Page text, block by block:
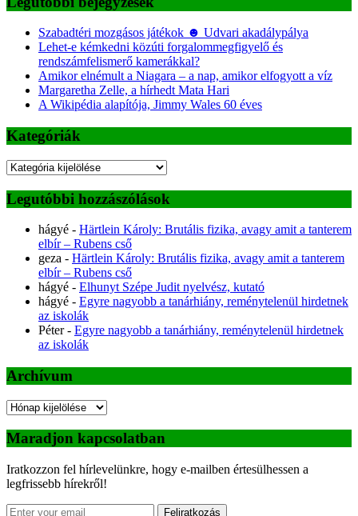
Szabadtéri mozgásos játékok ☻ Udvari akadálypálya
Lehet-e kémkedni közúti forgalommegfigyelő és
rendszámfelismerő kamerákkal?
Amikor elnémult a Niagara – a nap, amikor elfogyott a víz
Margaretha Zelle, a hírhedt Mata Hari
A Wikipédia alapítója, Jimmy Wales 60 éves
Kategóriák
Kategóriák
Legutóbbi hozzászólások
hágyé - Härtlein Károly: Brutális fizika, avagy amit a tanterem
elbír – Rubens cső
geza - Härtlein Károly: Brutális fizika, avagy amit a tanterem
elbír – Rubens cső
hágyé - Elhunyt Szépe Judit nyelvész, kutató
hágyé - Egyre nagyobb a tanárhiány, reménytelenül hirdetnek
az iskolák
Péter- Egyre nagyobb a tanárhiány, reménytelenül hirdetnek
az iskolák
Archívum
Archívum
Maradjon kapcsolatban
Iratkozzon fel hírlevelünkre, hogy e-mailben értesülhessen a
legfrissebb hírekről!
Feliratkozás